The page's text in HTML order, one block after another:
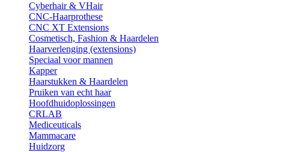
Cyberhair & VHair
CNC-Haarprothese
CNC XT Extensions
Cosmetisch, Fashion & Haardelen
Haarverlenging (extensions)
Speciaal voor mannen
Kapper
Haarstukken & Haardelen
Pruiken van echt haar
Hoofdhuidoplossingen
CRLAB
Mediceuticals
Mammacare
Huidzorg